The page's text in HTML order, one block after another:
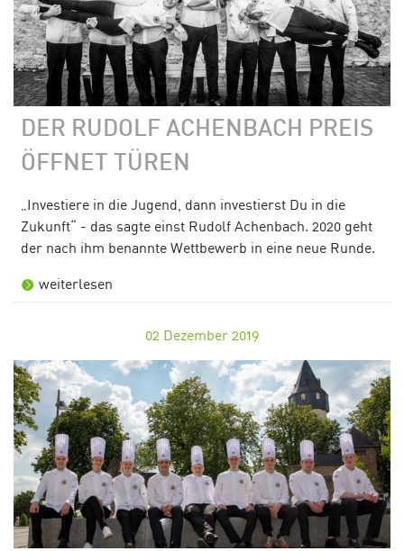
DER RUDOLF ACHENBACH PREIS
ÖFFNET TÜREN
„Investiere in die Jugend, dann investierst Du in die
Zukunft“ - das sagte einst Rudolf Achenbach. 2020 geht
der nach ihm benannte Wettbewerb in eine neue Runde.
weiterlesen
02 Dezember 2019